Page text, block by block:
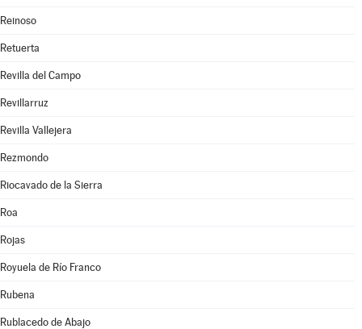
Reinoso
Retuerta
Revilla del Campo
Revillarruz
Revilla Vallejera
Rezmondo
Riocavado de la Sierra
Roa
Rojas
Royuela de Río Franco
Rubena
Rublacedo de Abajo